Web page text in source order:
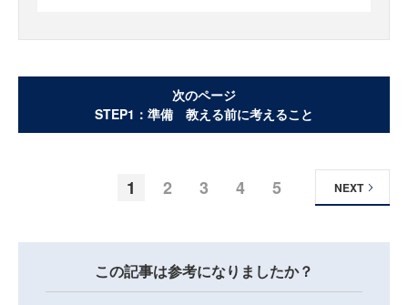
次のページ
STEP1：準備 教える前に考えること
1 2 3 4 5 NEXT
この記事は参考になりましたか？